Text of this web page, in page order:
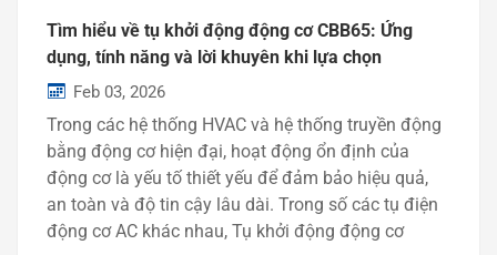
Tìm hiểu về tụ khởi động động cơ CBB65: Ứng
dụng, tính năng và lời khuyên khi lựa chọn
Feb 03, 2026
Trong các hệ thống HVAC và hệ thống truyền động
bằng động cơ hiện đại, hoạt động ổn định của
động cơ là yếu tố thiết yếu để đảm bảo hiệu quả,
an toàn và độ tin cậy lâu dài. Trong số các tụ điện
động cơ AC khác nhau, Tụ khởi động động cơ